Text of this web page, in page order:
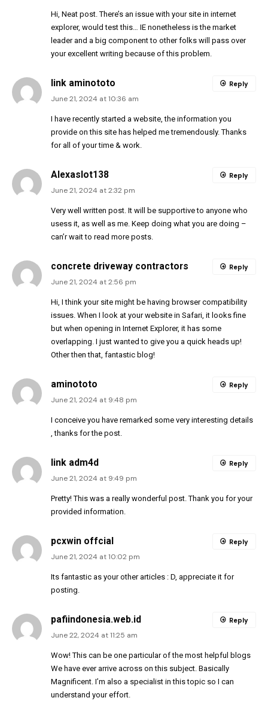
Hi, Neat post. There’s an issue with your site in internet
explorer, would test this… IE nonetheless is the market
leader and a big component to other folks will pass over
your excellent writing because of this problem.
link aminototo
June 21, 2024 at 10:36 am
I have recently started a website, the information you
provide on this site has helped me tremendously. Thanks
for all of your time & work.
Reply
Alexaslot138
June 21, 2024 at 2:32 pm
Very well written post. It will be supportive to anyone who
usess it, as well as me. Keep doing what you are doing –
can’r wait to read more posts.
Reply
concrete driveway contractors
June 21, 2024 at 2:56 pm
Hi, I think your site might be having browser compatibility
issues. When I look at your website in Safari, it looks fine
but when opening in Internet Explorer, it has some
overlapping. I just wanted to give you a quick heads up!
Other then that, fantastic blog!
Reply
aminototo
June 21, 2024 at 9:48 pm
I conceive you have remarked some very interesting details
, thanks for the post.
Reply
link adm4d
June 21, 2024 at 9:49 pm
Pretty! This was a really wonderful post. Thank you for your
provided information.
Reply
pcxwin offcial
June 21, 2024 at 10:02 pm
Its fantastic as your other articles : D, appreciate it for
posting.
Reply
pafiindonesia.web.id
June 22, 2024 at 11:25 am
Wow! This can be one particular of the most helpful blogs
We have ever arrive across on this subject. Basically
Magnificent. I’m also a specialist in this topic so I can
understand your effort.
Reply